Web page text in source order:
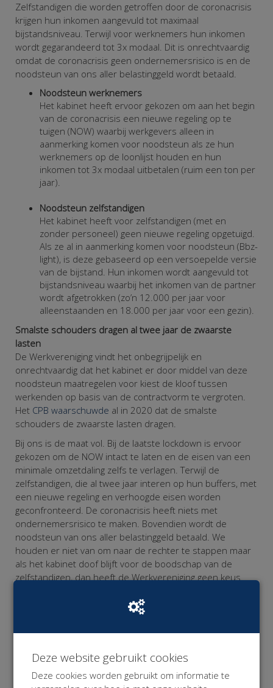
Zelfstandigen die worden getroffen door de coronacrisis
krijgen hun inkomen aangevuld tot maximaal
bijstandsniveau. Terwijl voor werknemers hun inkomen
wordt gegarandeerd tot 3x modaal. Dit is onrechtvaardig
omdat de coronacrisis geen ondernemersrisico is en de
noodsteun van ons aller belastinggeld wordt betaald.
Noodsteun werknemers
Het kabinet heeft ervoor gekozen om aan het begin
van de coronacrisis een nieuwe regeling op te
tuigen (NOW) waarbij werkgevers alleen in
aanmerking komen voor noodsteun als ze hun
werknemers op de loonlijst houden en hun
inkomen tot 3x modaal uitbetalen (ruim een ton per
jaar).
Noodsteun zelfstandigen
Het kabinet heeft voor zelfstandigen (met en
zonder personeel) geen nieuwe regeling opgetuigd.
Als ze al in aanmerking komen voor noodsteun (Bbz-
light), is deze gebaseerd op een versoepelde versie
van de bijstand. Hun inkomen wordt aangevuld tot
bijstandsniveau waarbij het inkomen van de partner
wordt afgetrokken (zo’n 12.000 per jaar voor
alleenstaanden en 18.000 per jaar voor een gezin).
Smalste schouders dragen al twee jaar de zwaarste
lasten
De Werkvereniging vindt het onbegrijpelijk en
onrechtvaardig dat het kabinet er door middel van deze
noodsteun maatregelen voor kiest de kloof tussen
werkenden op basis van de contractvorm te vergroten.
Het CPB waarschuwde al in 2020 dat de smalste
schouders de zwaarste lasten dragen.
Bij ons is de maat vol. Bij de laatste lockdown is ervoor
gekozen om de NOW intact te laten en de eisen van een
minimale omzetdaling zelfs te verlagen. Terwijl de
zelfstandigen, die al twee jaar interen op hun buffers, met
een nieuwe regeling en verhoogde eisen worden
geconfronteerd. De coronacrisis heeft niets met
ondernemersrisico te maken. Bovendien wordt de
noodsteun van ons aller belastinggeld betaald. We
houden er niet van om naar de rechter te stappen maar
als het kabinet doof blijft voor de boodschap van de
zelfstandigen, dan heeft de Werkvereniging geen keus.
Wij gunnen alle werkenden die getroffen worden door de
Corona Maatregelen gepaste en proportionele
middelen beschikt om deze rechtszaak te bekostigen,
hebben we deze
crowd funding campagne
opgezet.
Deze website gebruikt cookies
Deze cookies worden gebruikt om informatie te